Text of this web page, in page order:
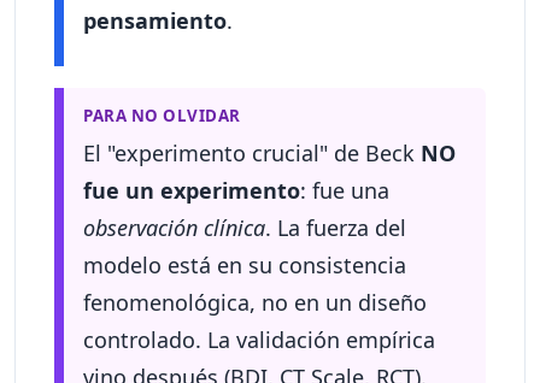
pensamiento.
PARA NO OLVIDAR
El "experimento crucial" de Beck NO
fue un experimento: fue una
observación clínica. La fuerza del
modelo está en su consistencia
fenomenológica, no en un diseño
controlado. La validación empírica